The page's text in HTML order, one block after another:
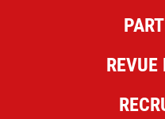
REVUE